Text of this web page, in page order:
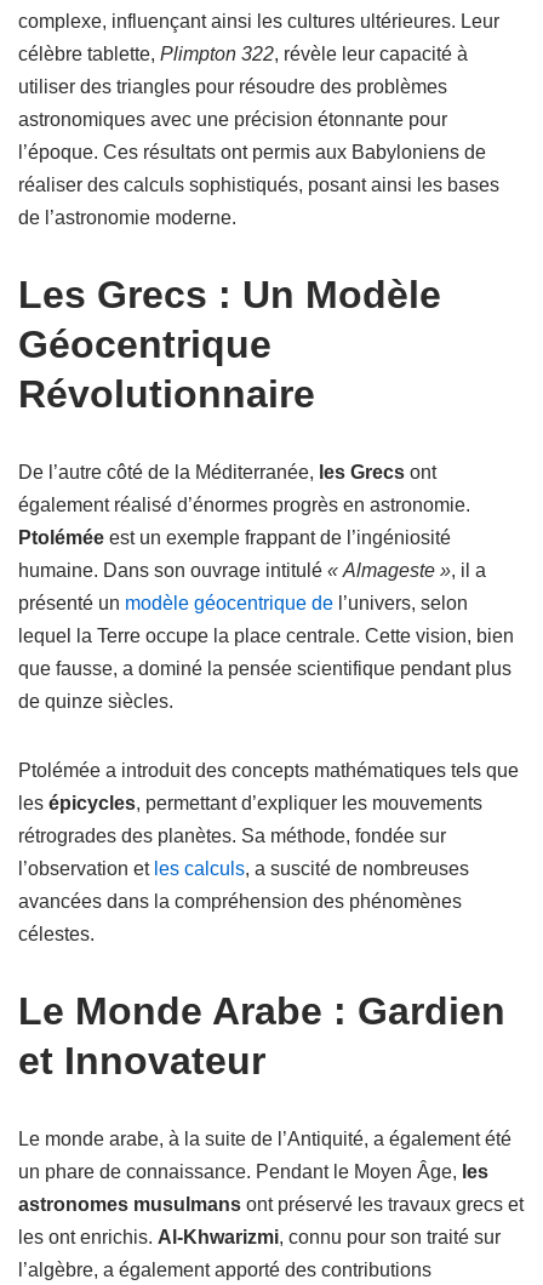
complexe, influençant ainsi les cultures ultérieures. Leur
célèbre tablette, Plimpton 322, révèle leur capacité à
utiliser des triangles pour résoudre des problèmes
astronomiques avec une précision étonnante pour
l’époque. Ces résultats ont permis aux Babyloniens de
réaliser des calculs sophistiqués, posant ainsi les bases
de l’astronomie moderne.
Les Grecs : Un Modèle
Géocentrique
Révolutionnaire
De l’autre côté de la Méditerranée, les Grecs ont
également réalisé d’énormes progrès en astronomie.
Ptolémée est un exemple frappant de l’ingéniosité
humaine. Dans son ouvrage intitulé « Almageste », il a
présenté un modèle géocentrique de l’univers, selon
lequel la Terre occupe la place centrale. Cette vision, bien
que fausse, a dominé la pensée scientifique pendant plus
de quinze siècles.
Ptolémée a introduit des concepts mathématiques tels que
les épicycles, permettant d’expliquer les mouvements
rétrogrades des planètes. Sa méthode, fondée sur
l’observation et les calculs, a suscité de nombreuses
avancées dans la compréhension des phénomènes
célestes.
Le Monde Arabe : Gardien
et Innovateur
Le monde arabe, à la suite de l’Antiquité, a également été
un phare de connaissance. Pendant le Moyen Âge, les
astronomes musulmans ont préservé les travaux grecs et
les ont enrichis. Al-Khwarizmi, connu pour son traité sur
l’algèbre, a également apporté des contributions